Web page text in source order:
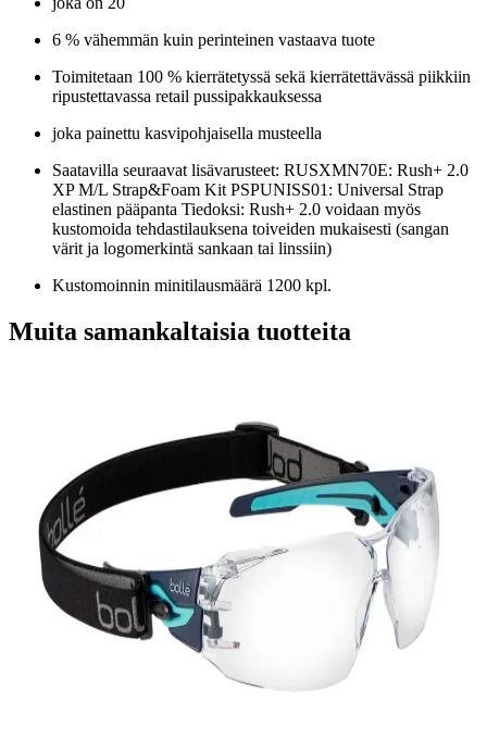
6 % vähemmän kuin perinteinen vastaava tuote
Toimitetaan 100 % kierrätetyssä sekä kierrätettävässä piikkiin
ripustettavassa retail pussipakkauksessa
joka painettu kasvipohjaisella musteella
Saatavilla seuraavat lisävarusteet: RUSXMN70E: Rush+ 2.0
XP M/L Strap&Foam Kit PSPUNISS01: Universal Strap
elastinen pääpanta Tiedoksi: Rush+ 2.0 voidaan myös
kustomoida tehdastilauksena toiveiden mukaisesti (sangan
värit ja logomerkintä sankaan tai linssiin)
Kustomoinnin minitilausmäärä 1200 kpl.
Muita samankaltaisia tuotteita